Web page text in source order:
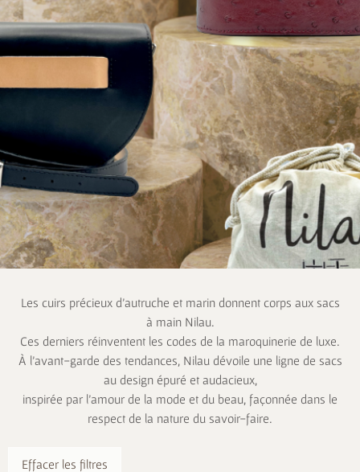
Les cuirs précieux d’autruche et marin donnent corps aux sacs
à main Nilau.
Ces derniers réinventent les codes de la maroquinerie de luxe.
À l’avant-garde des tendances, Nilau dévoile une ligne de sacs
au design épuré et audacieux,
inspirée par l’amour de la mode et du beau, façonnée dans le
respect de la nature du savoir-faire.
Effacer les filtres